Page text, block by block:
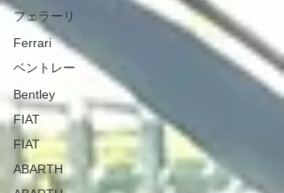
フェラーリ
Ferrari
ベントレー
Bentley
FIAT
FIAT
ABARTH